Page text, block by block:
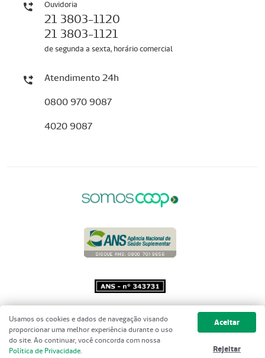
Ouvidoria
21 3803-1120
21 3803-1121
de segunda a sexta, horário comercial
Atendimento 24h
0800 970 9087
4020 9087
Copyright 2001 - 2026 Unimed do
Brasil - Todos os direitos reservados
Usamos os cookies e dados de navegação visando
proporcionar uma melhor experiência durante o uso
do site. Ao continuar, você concorda com nossa
Política de Privacidade.
Aceitar
Rejeitar